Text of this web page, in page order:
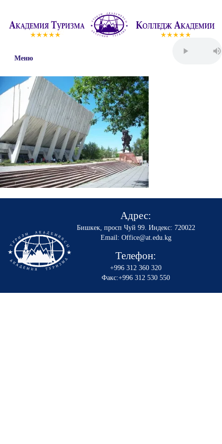
Меню
Адрес:
Бишкек, просп Чуй 99. Индекс: 720022
Email: Office@at.edu.kg
Телефон:
+996 312 360 320
Факс:+996 312 530 550